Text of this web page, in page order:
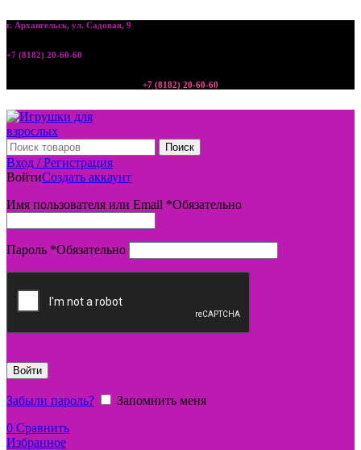
г. Архангельск, ул. Садовая, 9
+7 (8182) 20-60-60
+7 (8182) 20-60-60
Поиск
Вход / Регистрация
ВойтиСоздать аккаунт
Имя пользователя или Email *Обязательно
Пароль *Обязательно
Войти
Забыли пароль?
Запомнить меня
0 Сравнить
Избранное